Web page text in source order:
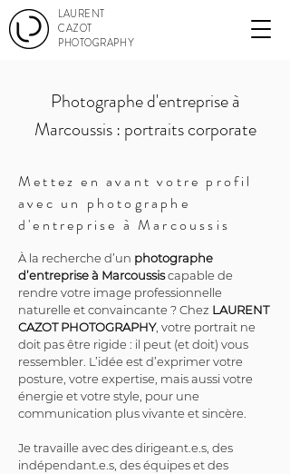
LAURENT
CAZOT
PHOTOGRAPHY
Photographe d'entreprise à
Marcoussis : portraits corporate
Mettez en avant votre profil
avec un photographe
d'entreprise à Marcoussis
À la recherche d’un photographe
d’entreprise à Marcoussis capable de
rendre votre image professionnelle
naturelle et convaincante ? Chez LAURENT
CAZOT PHOTOGRAPHY, votre portrait ne
doit pas être rigide : il peut (et doit) vous
ressembler. L’idée est d’exprimer votre
posture, votre expertise, mais aussi votre
énergie et votre style, pour une
communication plus vivante et sincère.
Je travaille avec des dirigeant.e.s, des
indépendant.e.s, des équipes et des